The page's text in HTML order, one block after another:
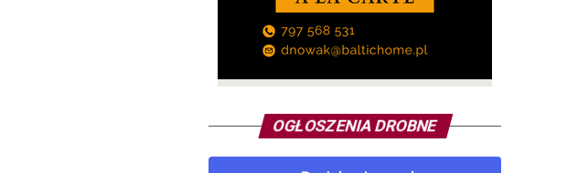
OGŁOSZENIA DROBNE